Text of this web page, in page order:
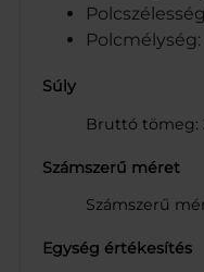
Súly
Bruttó tömeg:
Számszerű méret
Számszerű
Egység értékesítés